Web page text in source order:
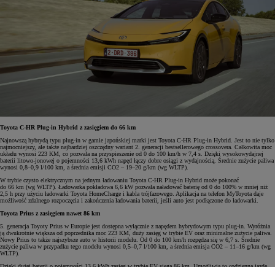
Toyota C-HR Plug-in Hybrid z zasięgiem do 66 km
Najnowszą hybrydą typu plug-in w gamie japońskiej marki jest Toyota C-HR Plug-in Hybrid. Jest to nie tylko
najmocniejszy, ale także najbardziej oszczędny wariant 2. generacji bestsellerowego crossovera. Całkowita moc
układu wynosi 223 KM, co pozwala na przyspieszenie od 0 do 100 km/h w 7,4 s. Dzięki wysokowydajnej
baterii litowo-jonowej o pojemności 13,6 kWh napęd łączy dobre osiągi z wydajnością. Średnie zużycie paliwa
wynosi 0,8–0,9 l/100 km, a średnia emisji CO2 – 19–20 g/km (wg WLTP).
W trybie czysto elektrycznym na jednym ładowaniu Toyota C-HR Plug-in Hybrid może pokonać
do 66 km (wg WLTP). Ładowarka pokładowa 6,6 kW pozwala naładować baterię od 0 do 100% w mniej niż
2,5 h przy użyciu ładowarki Toyota HomeCharge i kabla trójfazowego. Aplikacja na telefon MyToyota daje
możliwość zdalnego rozpoczęcia i zakończenia ładowania baterii, jeśli auto jest podłączone do ładowarki.
Toyota Prius z zasięgiem nawet 86 km
5. generacja Toyoty Prius w Europie jest dostępna wyłącznie z napędem hybrydowym typu plug-in. Wyróżnia
ją dwukrotnie większa od poprzednika moc 223 KM, duży zasięg w trybie EV oraz minimalne zużycie paliwa.
Nowy Prius to także najszybsze auto w historii modelu. Od 0 do 100 km/h rozpędza się w 6,7 s. Średnie
zużycie paliwa w przypadku tego modelu wynosi 0,5–0,7 l/100 km, a średnia emisja CO2 – 11–16 g/km (wg
WLTP).